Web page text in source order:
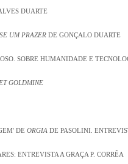
DUARTE
UM PRAZER DE GONÇALO DUARTE
SOBRE HUMANIDADE E
GOLDMINE
DE ORGIA DE PASOLINI.
ENTREVISTA A GRAÇA P. CORRÊA